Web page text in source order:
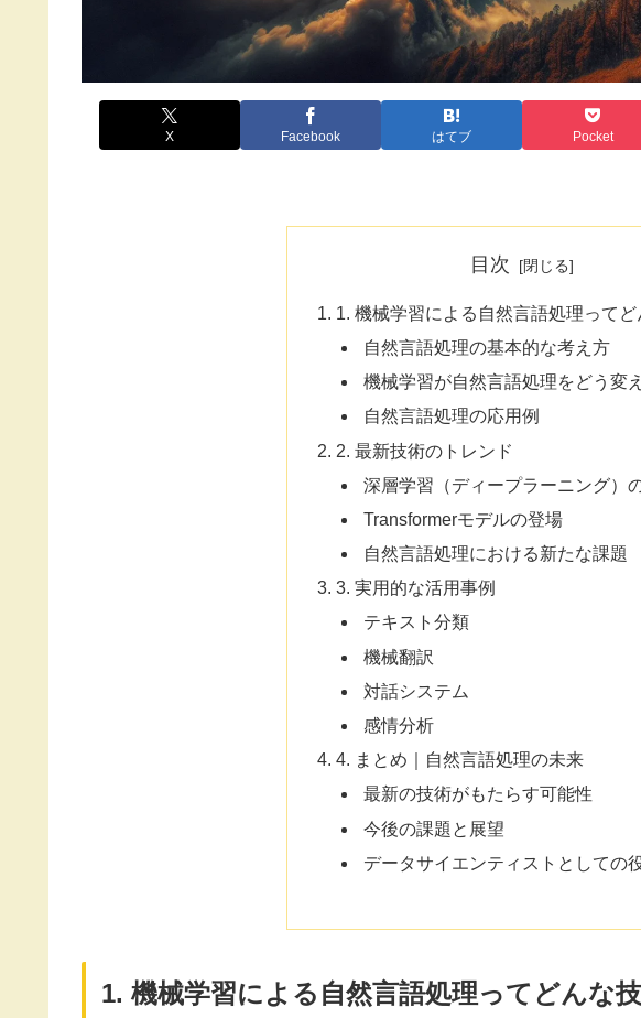
X Facebook はてブ Pocket
目次
1. 機械学習による自然言語処理ってど
自然言語処理の基本的な考え方
機械学習が自然言語処理をどう変
自然言語処理の応用例
2. 最新技術のトレンド
深層学習（ディープラーニング）
Transformerモデルの登場
自然言語処理における新たな課題
3. 実用的な活用事例
テキスト分類
機械翻訳
対話システム
感情分析
4. まとめ｜自然言語処理の未来
最新の技術がもたらす可能性
今後の課題と展望
データサイエンティストとしての
1. 機械学習による自然言語処理ってどんな